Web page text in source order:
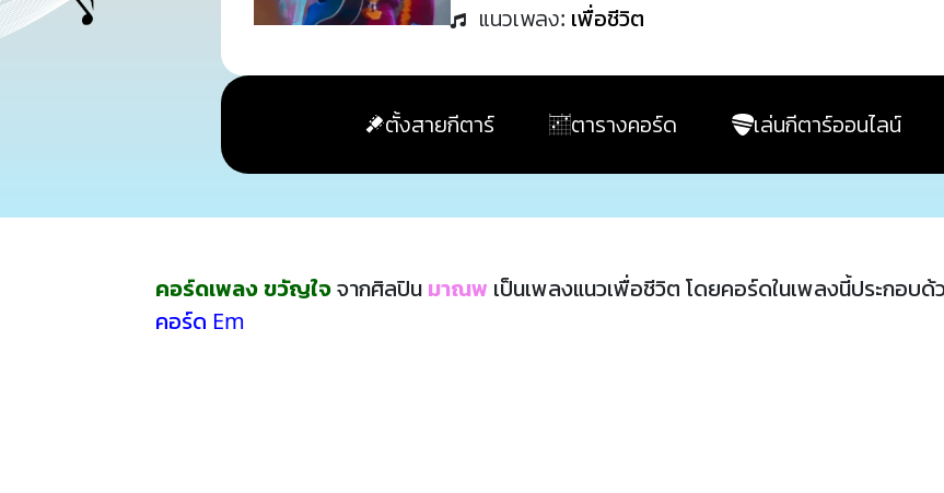
แนวเพลง: เพื่อชีวิต
ตั้งสายกีตาร์ ตารางคอร์ด เล่นกีตาร์ออนไลน์
คอร์ดเพลง ขวัญใจจากศิลปิน มาณพ เป็นเพลงแนวเพื่อชีวิต โดยคอร์ดในเพลงนี้ประกอบด้
คอร์ด Em